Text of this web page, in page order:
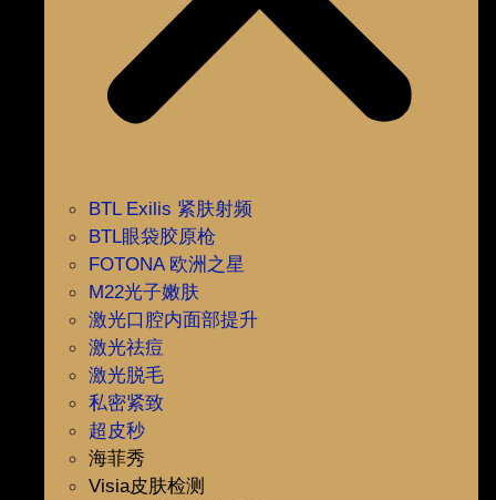
BTL Exilis 紧肤射频
BTL眼袋胶原枪
FOTONA 欧洲之星
M22光子嫩肤
激光口腔内面部提升
激光祛痘
激光脱毛
私密紧致
超皮秒
海菲秀
Visia皮肤检测